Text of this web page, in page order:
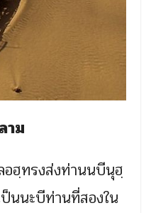
าม
อฮฺทรงส่งท่านนบีนุฮฺ
นนะบีท่านที่สองใน